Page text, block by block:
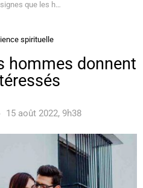
les hommes donnent quand ils sont intéressés
spirituelle
hommes donnent
15 août 2022, 9h38